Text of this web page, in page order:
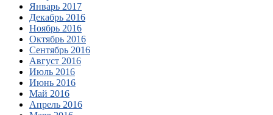
Январь 2017
Декабрь 2016
Ноябрь 2016
Октябрь 2016
Сентябрь 2016
Август 2016
Июль 2016
Июнь 2016
Май 2016
Апрель 2016